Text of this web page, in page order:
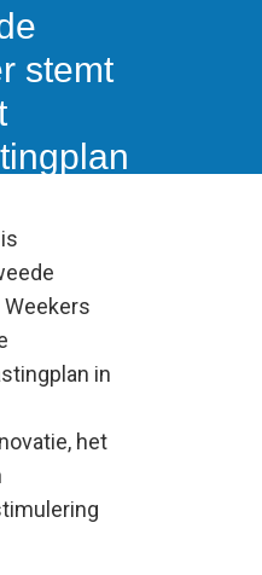
stemt
in
het